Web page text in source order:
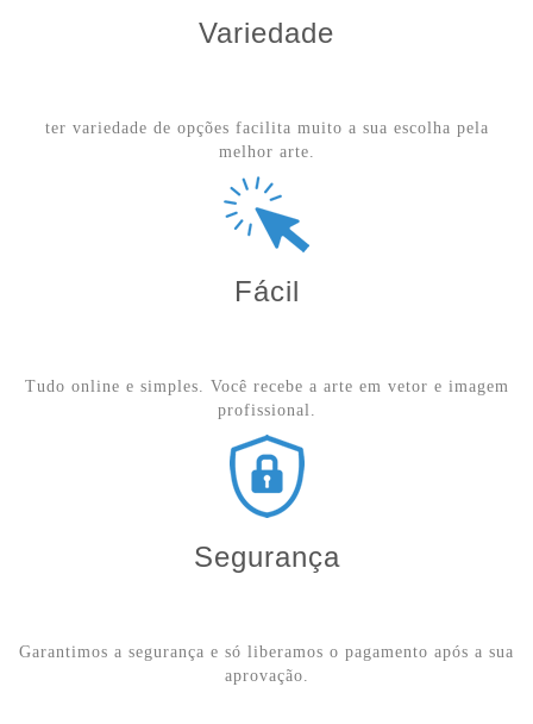
Variedade
ter variedade de opções facilita muito a sua escolha pela
melhor arte.
Fácil
Tudo online e simples. Você recebe a arte em vetor e imagem
profissional.
Segurança
Garantimos a segurança e só liberamos o pagamento após a sua
aprovação.